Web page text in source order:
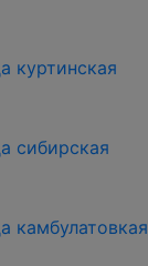
куртинская
сибирская
камбулатовкая